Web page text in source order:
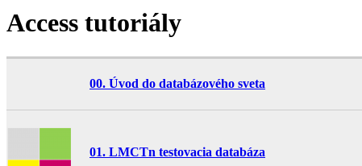
Access tutoriály
00. Úvod do databázového sveta
01. LMCTn testovacia databáza